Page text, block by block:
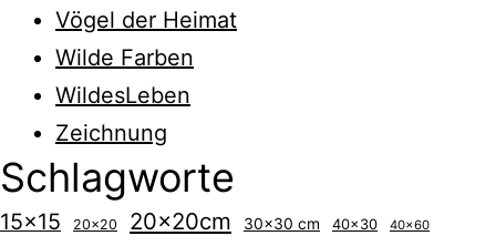
Vögel der Heimat
Wilde Farben
WildesLeben
Zeichnung
Schlagworte
15x15 20x20 20x20cm 30x30 cm 40x30 40x60